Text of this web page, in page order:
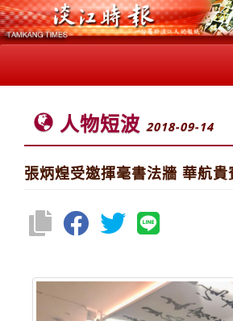
人物短波 2018-09-14
張炳煌受邀揮毫書法牆 華航